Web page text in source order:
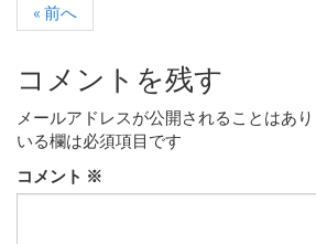
« 前へ
コメントを残す
メールアドレスが公開されることはあり
いる欄は必須項目です
コメント ※